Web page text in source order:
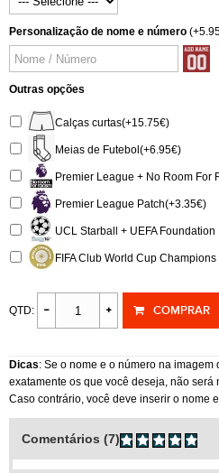
Personalização de nome e número
Outras opções
Calças curtas(+15.75€)
Meias de Futebol(+6.95€)
Premier League + No Room For
Premier League Patch(+3.35€)
UCL Starball + UEFA
FIFA Club World Cup
QTD: COMPRAR
Dicas: Se o nome e o número na imagem
exatamente os que você deseja, não
Caso contrário, você deve inserir o nome
Comentários (7)